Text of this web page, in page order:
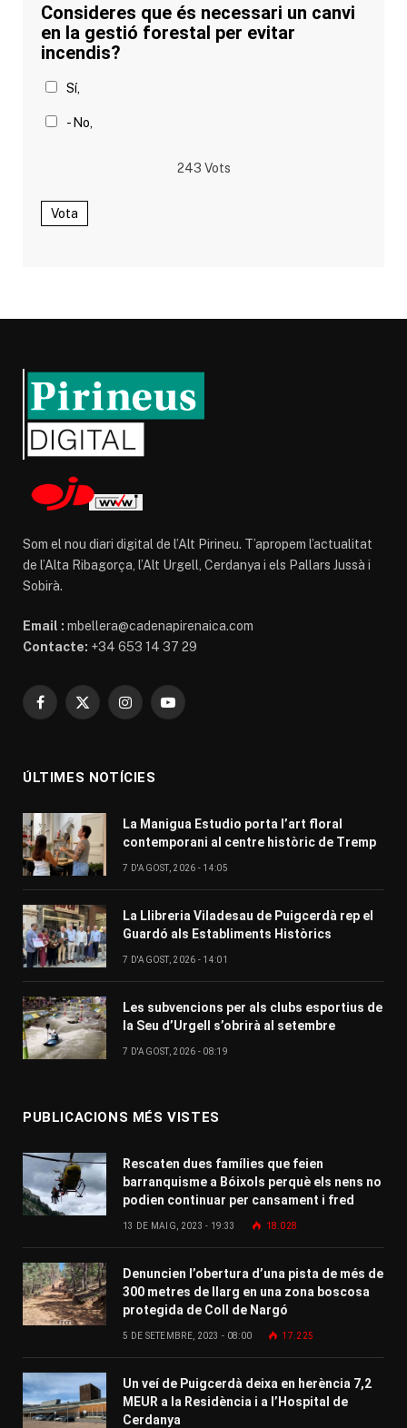
Consideres que és necessari un canvi
en la gestió forestal per evitar
incendis?
Sí,
- No,
243 Vots
Vota
Som el nou diari digital de l’Alt Pirineu. T’apropem l’actualitat
de l’Alta Ribagorça, l’Alt Urgell, Cerdanya i els Pallars Jussà i
Sobirà.
Email : mbellera@cadenapirenaica.com
Contacte: +34 653 14 37 29
Facebook
X
InstagramYouTube
ÚLTIMES NOTÍCIES
La Manigua Estudio porta l’art floral
contemporani al centre històric de Tremp
7 D'AGOST, 2026 - 14:05
La Llibreria Viladesau de Puigcerdà rep el
Guardó als Establiments Històrics
7 D'AGOST, 2026 - 14:01
Les subvencions per als clubs esportius de
la Seu d’Urgell s’obrirà al setembre
7 D'AGOST, 2026 - 08:19
PUBLICACIONS MÉS VISTES
Rescaten dues famílies que feien
barranquisme a Bóixols perquè els nens no
podien continuar per cansament i fred
13 DE MAIG, 2023 - 19:33 18.028
Denuncien l’obertura d’una pista de més de
300 metres de llarg en una zona boscosa
protegida de Coll de Nargó
5 DE SETEMBRE, 2023 - 08:00 17.225
Un veí de Puigcerdà deixa en herència 7,2
MEUR a la Residència i a l’Hospital de
Cerdanya